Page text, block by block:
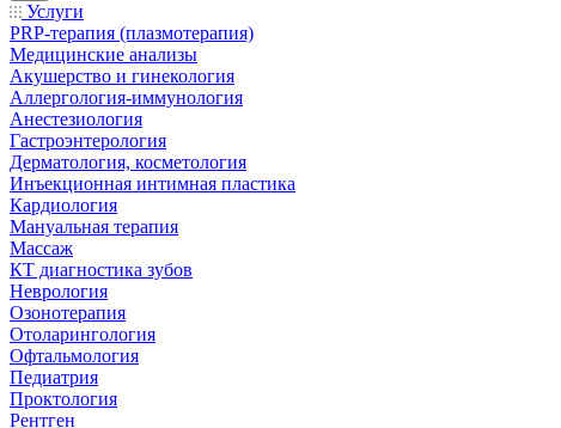
Услуги
PRP-терапия (плазмотерапия)
Медицинские анализы
Акушерство и гинекология
Аллергология-иммунология
Анестезиология
Гастроэнтерология
Дерматология, косметология
Инъекционная интимная пластика
Кардиология
Мануальная терапия
Массаж
КТ диагностика зубов
Неврология
Озонотерапия
Отоларингология
Офтальмология
Педиатрия
Проктология
Рентген